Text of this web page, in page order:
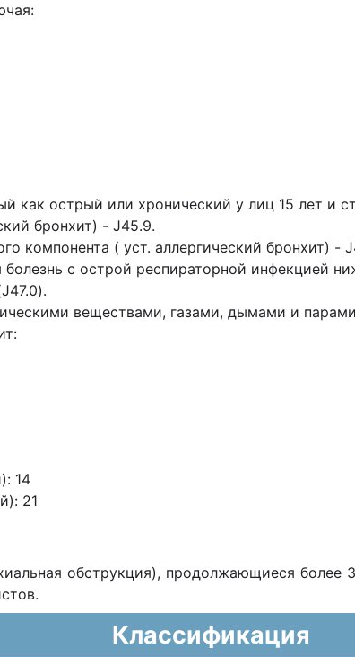
как острый или хронический у лиц 15 лет и
бронхит) - J45.9.
компонента ( уст. аллергический бронхит) -
болезнь с острой респираторной инфекцией
веществами, газами, дымами и
14
21
обструкция), продолжающиеся
Классификация